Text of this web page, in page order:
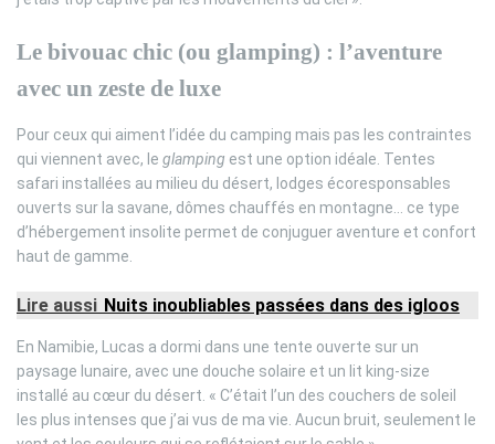
Le bivouac chic (ou glamping) : l’aventure
avec un zeste de luxe
Pour ceux qui aiment l’idée du camping mais pas les contraintes
qui viennent avec, le glamping est une option idéale. Tentes
safari installées au milieu du désert, lodges écoresponsables
ouverts sur la savane, dômes chauffés en montagne… ce type
d’hébergement insolite permet de conjuguer aventure et confort
haut de gamme.
Lire aussi Nuits inoubliables passées dans des igloos
En Namibie, Lucas a dormi dans une tente ouverte sur un
paysage lunaire, avec une douche solaire et un lit king-size
installé au cœur du désert. « C’était l’un des couchers de soleil
les plus intenses que j’ai vus de ma vie. Aucun bruit, seulement le